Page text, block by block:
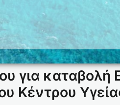
για καταβολή
Κέντρου